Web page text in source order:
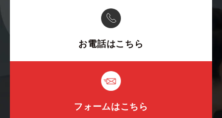
お電話はこちら
フォームはこちら